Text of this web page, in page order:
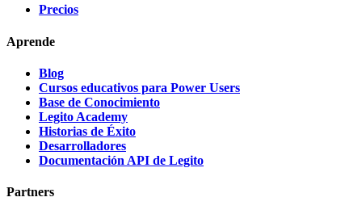
Precios
Aprende
Blog
Cursos educativos para Power Users
Base de Conocimiento
Legito Academy
Historias de Éxito
Desarrolladores
Documentación API de Legito
Partners